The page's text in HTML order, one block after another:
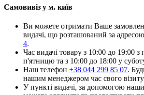
Самовивіз у м. київ
Ви можете отримати Ваше
видачі, що розташований за
4.
Час видачі товару з 10:00 до 19:00 з
п'ятницю та з 10:00 до 18:00 у
Наш телефон +38 044 299 85 07.
нашим менеджером час свого
У пункті видачі, за допомогою